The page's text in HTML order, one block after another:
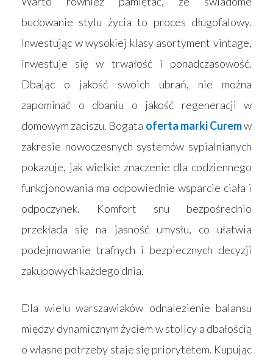
budowanie stylu życia to proces długofalowy.
Inwestując w wysokiej klasy asortyment vintage,
inwestuje się w trwałość i ponadczasowość.
Dbając o jakość swoich ubrań, nie można
zapominać o dbaniu o jakość regeneracji w
domowym zaciszu. Bogata oferta marki Curemw
zakresie nowoczesnych systemów sypialnianych
pokazuje, jak wielkie znaczenie dla codziennego
funkcjonowania ma odpowiednie wsparcie ciała i
odpoczynek. Komfort snu bezpośrednio
przekłada się na jasność umysłu, co ułatwia
podejmowanie trafnych i bezpiecznych decyzji
zakupowych każdego dnia.
Dla wielu warszawiaków odnalezienie balansu
między dynamicznym życiem w stolicy a dbałością
o własne potrzeby staje się priorytetem. Kupując